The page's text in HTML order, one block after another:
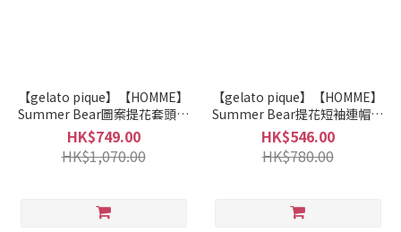
【gelato pique】【HOMME】
Summer Bear圖案提花套頭衫
+提花七分褲套裝
PMNT262069
HK$749.00
HK$1,070.00
【gelato pique】【HOMME】
Summer Bear提花短袖連帽衫
PMNT262041
HK$546.00
HK$780.00